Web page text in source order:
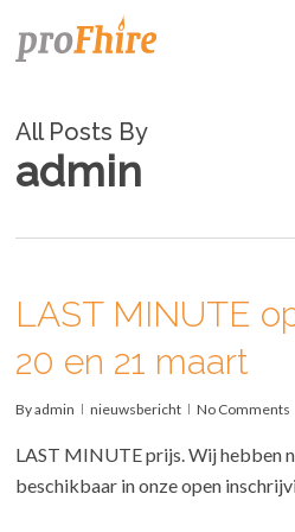
All Posts By
admin
LAST MINUTE
20 en 21 maart
Byadmin nieuwsbericht No Comments
LAST MINUTE prijs. Wij hebben
beschikbaar in onze open